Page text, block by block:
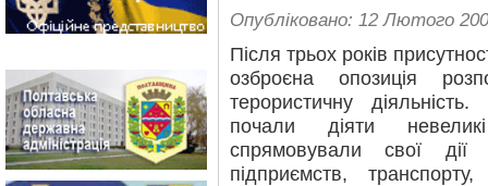
Опубліковано: 12 Лютого
Після трьох років
озброєна опозиція
терористичну
почали діяти
спрямовували свої
підприємств,